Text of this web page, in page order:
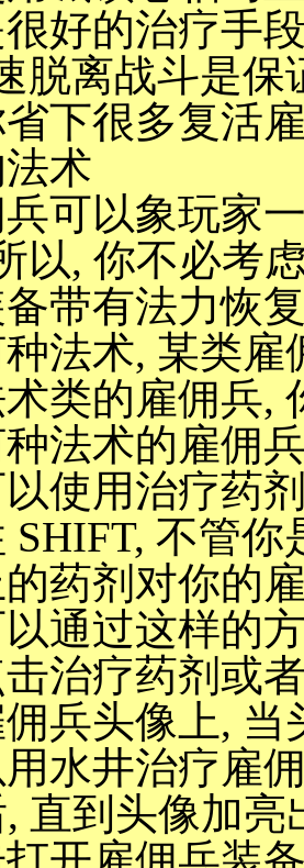
好的治疗手
脱离战斗是
下很多复活
术
以象玩家一
以, 你不必考
带有法力恢
法术, 某类
类的雇佣兵,
法术的雇佣
使用治疗药
不管你
药剂对你的
过这样的方
治疗药剂或
佣兵头像上,
水井治疗雇
, 直到头像加